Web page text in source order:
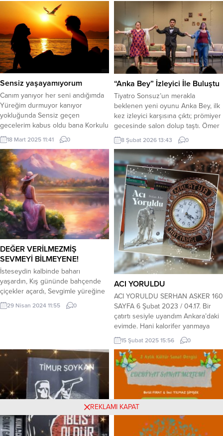
Sensiz yaşayamıyorum
Canım yanıyor her seni andığımda
Yüreğim durmuyor kanıyor
yokluğunda Sensiz geçen
gecelerim kabus oldu bana Korkulu
rüyalar görüyorum her gece
Gözümü yumduğumda yatağımda
Zifiri karanlıkta seni arıyorum
mezarının başında *** Hışırtılı garip
sesler duyuyorum derinden
Anlıyorum ki seni yiyorlar yılan
çiyan seslerinden Bir yandan çok
üzülüyorum seni yedikleri için Bir...
18 Mart 2025 11:41 0
“Anka Bey” İzleyici İle Buluştu
Tiyatro Sonsuz’un merakla
beklenen yeni oyunu Anka Bey, ilk
kez izleyici karşısına çıktı; prömiyer
gecesinde salon dolup taştı. Ömer
Koçhan’ın yazıp yönettiği Anka Bey
temsili dakikalarca ayakta alkışlandı.
(Basın Bülteni) Tiyatro Sonsuz’un
yeni oyunu Anka Bey, ilk kez
izleyici karşısına çıktığı prömiyer
gecesinde tiyatroseverlerden tam
not aldı. Salonun tamamen dolduğu
gösterimde,...
8 Şubat 2026 13:43 0
DEĞER VERİLMEZMİŞ
SEVMEYİ BİLMEYENE!
İsteseydin kalbinde baharı
yaşardın, Kış gününde bahçende
çiçekler açardı, Sevgimle yüreğine
imzamı atardım. Ömür bahçeni
rengarenk boyardım, **** Sor
Sevmeyi bilmeyene **** Sen beni
hafife aldın Yaşarken
kiymet.bilmedin, Ellerin.boş kalınca,
Boynu bükük,kalbi kırık baka kaldın,
**** Talih kuşu konmuştu...
29 Nisan 2024 11:55 0
ACI YORULDU
ACI YORULDU SERHAN ASKER 160
SAYFA 6 Şubat 2023 / 04.17. Bir
çatırtı sesiyle uyandım Ankara’daki
evimde. Hani kalorifer yanmaya
başladığında peteklerde ufak
çıtırtılar olur ya, önce öyle bir şey
zannettim. Ama değildi, çatırtıydı
bu. Üstelik salondaki vitrinden de
bardakların birbirine çarpma sesleri
geliyordu. Yakın bir yerde deprem
oldu dedim...
15 Şubat 2025 15:56 0
REKLAMI KAPAT